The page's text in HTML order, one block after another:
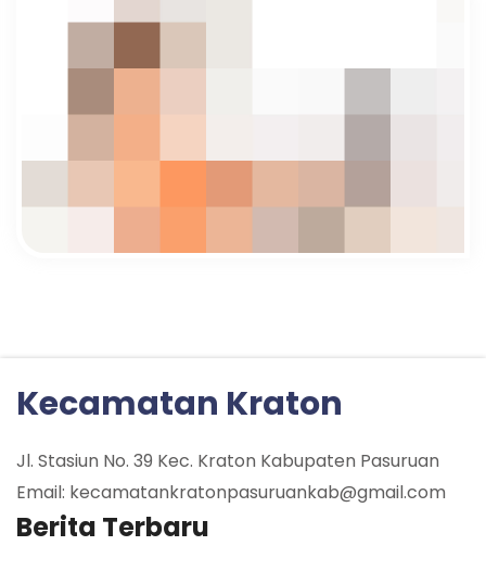
Kecamatan Kraton
Jl. Stasiun No. 39 Kec. Kraton Kabupaten Pasuruan
Email: kecamatankratonpasuruankab@gmail.com
Berita Terbaru